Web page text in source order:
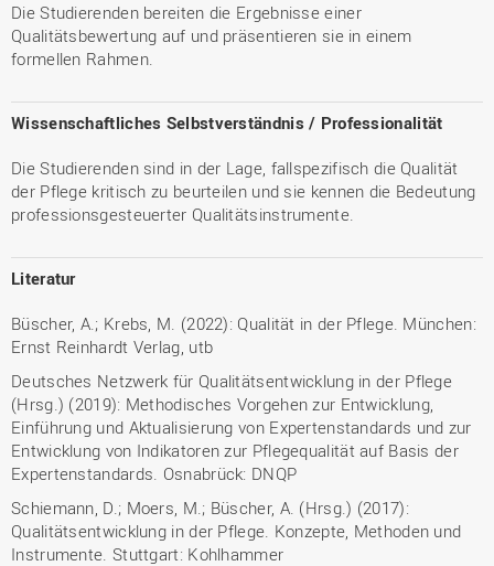
Die Studierenden bereiten die Ergebnisse einer
Qualitätsbewertung auf und präsentieren sie in einem
formellen Rahmen.
Wissenschaftliches Selbstverständnis / Professionalität
Die Studierenden sind in der Lage, fallspezifisch die Qualität
der Pflege kritisch zu beurteilen und sie kennen die Bedeutung
professionsgesteuerter Qualitätsinstrumente.
Literatur
Büscher, A.; Krebs, M. (2022): Qualität in der Pflege. München:
Ernst Reinhardt Verlag, utb
Deutsches Netzwerk für Qualitätsentwicklung in der Pflege
(Hrsg.) (2019): Methodisches Vorgehen zur Entwicklung,
Einführung und Aktualisierung von Expertenstandards und zur
Entwicklung von Indikatoren zur Pflegequalität auf Basis der
Expertenstandards. Osnabrück: DNQP
Schiemann, D.; Moers, M.; Büscher, A. (Hrsg.) (2017):
Qualitätsentwicklung in der Pflege. Konzepte, Methoden und
Instrumente. Stuttgart: Kohlhammer